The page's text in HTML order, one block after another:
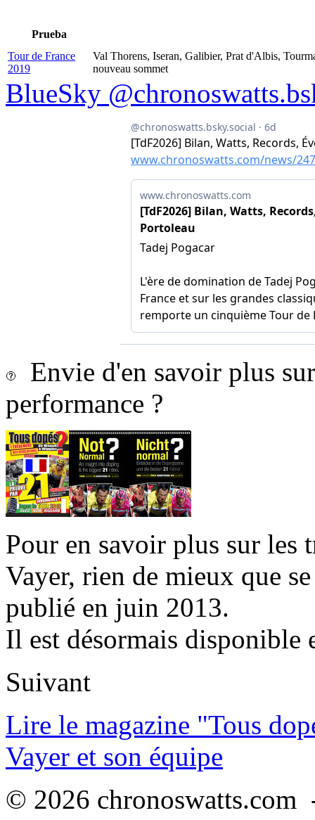
Prueba
Tour de France
2019
Val Thorens, Iseran, Galibier, Prat d'Albis,
nouveau sommet
BlueSky
Envie d'en savoir plus
performance ?
Pour en savoir plus sur les
Vayer, rien de mieux que
publié en juin 2013.
Il est désormais disponible
Suivant
Lire le magazine "Tous
Vayer et son équipe
© 2026